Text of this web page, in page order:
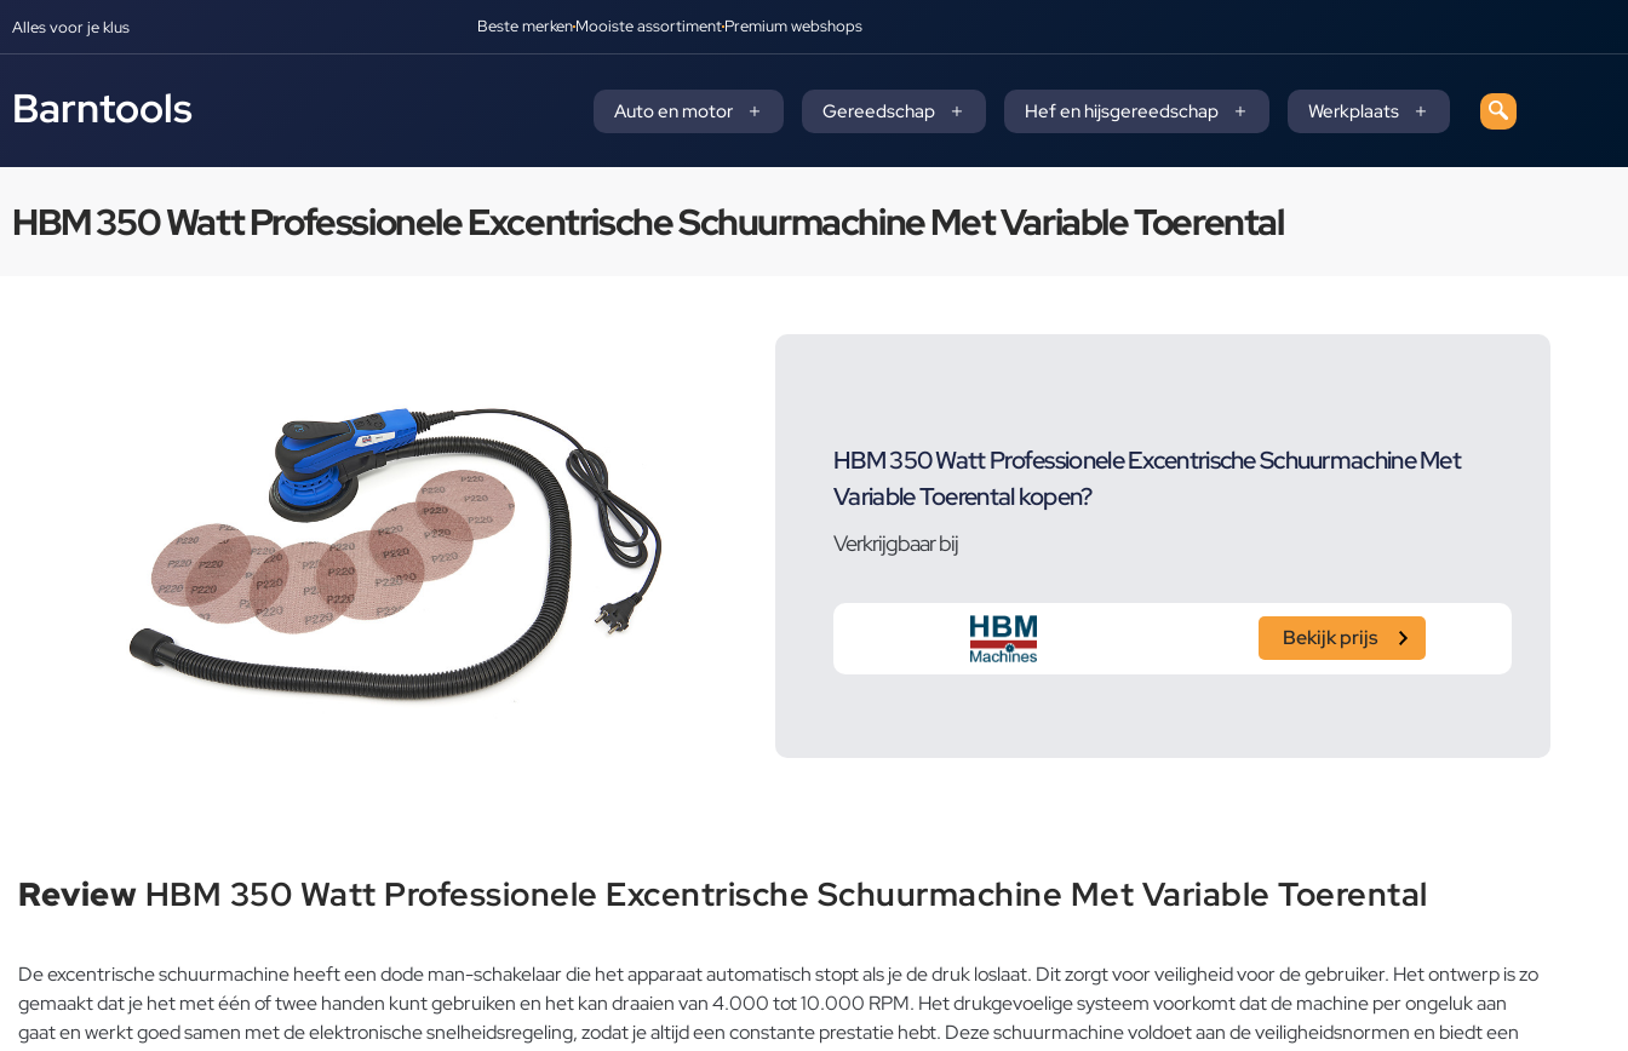
Alles voor je klus Beste merkenMooiste assortimentPremium webshops
Barntools Auto en motor Gereedschap Hef en hijsgereedschap Werkplaats
HBM 350 Watt Professionele Excentrische Schuurmachine Met Variable Toerental
HBM 350 Watt Professionele Excentrische Schuurmachine Met
Variable Toerental kopen?
Verkrijgbaar bij
Bekijk prijs
Review HBM 350 Watt Professionele Excentrische Schuurmachine Met Variable Toerental
De excentrische schuurmachine heeft een dode man-schakelaar die het apparaat automatisch stopt als je de druk loslaat. Dit zorgt voor veiligheid voor de gebruiker. Het ontwerp is zo
gemaakt dat je het met één of twee handen kunt gebruiken en het kan draaien van 4.000 tot 10.000 RPM. Het drukgevoelige systeem voorkomt dat de machine per ongeluk aan
gaat en werkt goed samen met de elektronische snelheidsregeling, zodat je altijd een constante prestatie hebt. Deze schuurmachine voldoet aan de veiligheidsnormen en biedt een